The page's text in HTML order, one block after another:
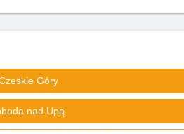
Góry
nad Upą